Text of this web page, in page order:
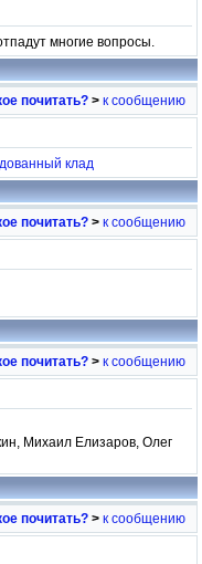
многие вопросы.
почитать? > к сообщению
клад
почитать? > к сообщению
почитать? > к сообщению
Михаил Елизаров, Олег
почитать? > к сообщению